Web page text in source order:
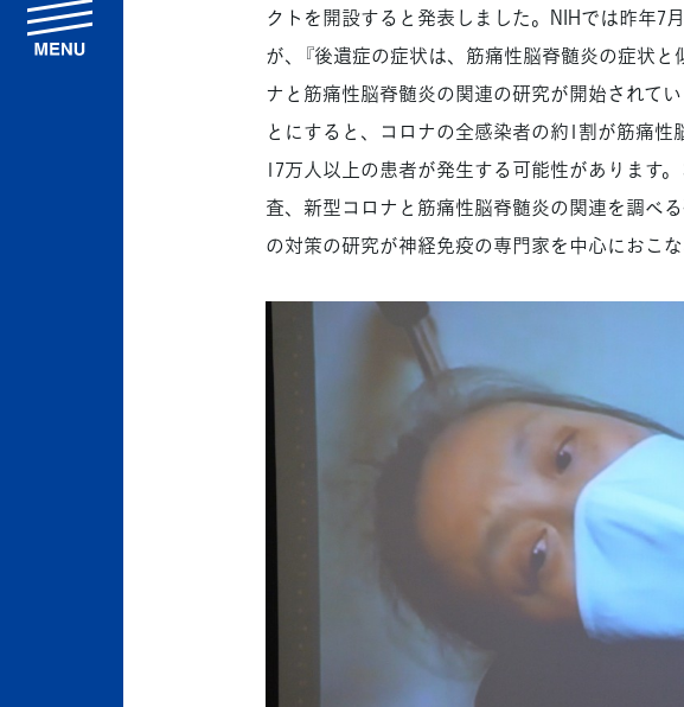
クトを開設すると発表しました。NIHでは昨年7
が、『後遺症の症状は、筋痛性脳脊髄炎の症状
ナと筋痛性脳脊髄炎の関連の研究が開始されて
とにすると、コロナの全感染者の約1割が筋痛
17万人以上の患者が発生する可能性があります
査、新型コロナと筋痛性脳脊髄炎の関連を調べ
の対策の研究が神経免疫の専門家を中心におこな